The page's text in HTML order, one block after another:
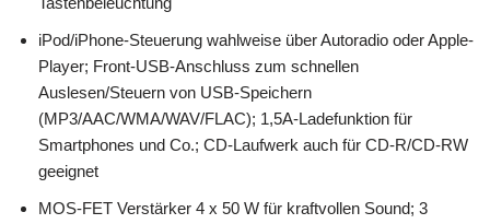
iPod/iPhone-Steuerung wahlweise über Autoradio oder Apple-
Player; Front-USB-Anschluss zum schnellen
Auslesen/Steuern von USB-Speichern
(MP3/AAC/WMA/WAV/FLAC); 1,5A-Ladefunktion für
Smartphones und Co.; CD-Laufwerk auch für CD-R/CD-RW
geeignet
MOS-FET Verstärker 4 x 50 W für kraftvollen Sound; 3